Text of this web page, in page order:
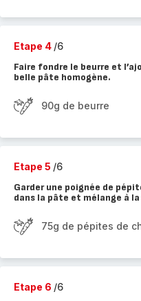
Etape 4 /6
Faire fondre le beurre et
belle pâte homogène.
90g de beurre
Etape 5 /6
Garder une poignée de
dans la pâte et mélange à
75g de pépites de
Etape 6 /6